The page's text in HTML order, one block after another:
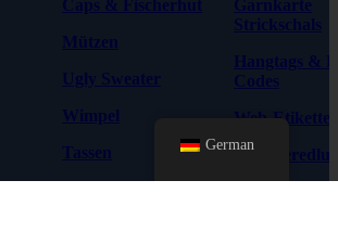
Web-
German